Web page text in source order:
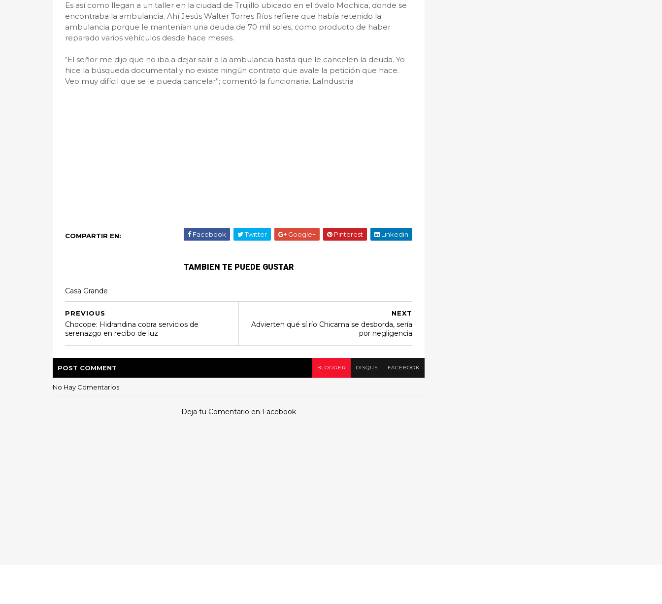
Es así como llegan a un taller en la ciudad de Trujillo ubicado en el óvalo Mochica, donde se
encontraba la ambulancia. Ahí Jesús Walter Torres Ríos refiere que había retenido la
ambulancia porque le mantenían una deuda de 70 mil soles, como producto de haber
reparado varios vehículos desde hace meses.
“El señor me dijo que no iba a dejar salir a la ambulancia hasta que le cancelen la deuda. Yo
hice la búsqueda documental y no existe ningún contrato que avale la petición que hace.
Veo muy difícil que se le pueda cancelar”; comentó la funcionaria. LaIndustria
COMPARTIR EN: Facebook Twitter Google+ Pinterest Linkedin
TAMBIEN TE PUEDE GUSTAR
Casa Grande
NEXT
Advierten qué sí río Chicama se desborda, sería
por negligencia
PREVIOUS
Chocope: Hidrandina cobra servicios de
serenazgo en recibo de luz
POST COMMENT BLOGGER DISQUS FACEBOOK
No Hay Comentarios:
Deja tu Comentario en Facebook